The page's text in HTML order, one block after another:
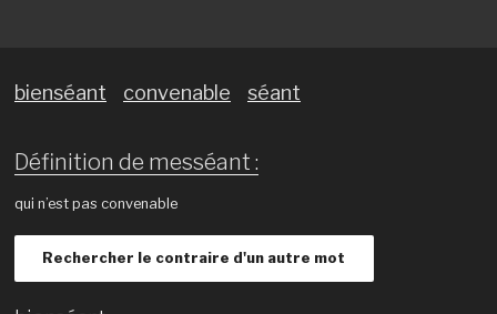
bienséant convenable séant
Définition de messéant :
qui n’est pas convenable
Rechercher le contraire d'un autre mot